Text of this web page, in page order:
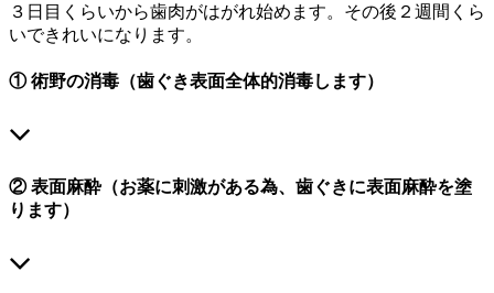
３日目くらいから歯肉がはがれ始めます。その後２週間くら
いできれいになります。
① 術野の消毒（歯ぐき表面全体的消毒します）
② 表面麻酔（お薬に刺激がある為、歯ぐきに表面麻酔を塗
ります）